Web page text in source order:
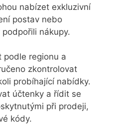
nabízet exkluzivní
postav nebo
nákupy.
podle regionu a
zkontrolovat
probíhající nabídky.
účtenky a řídit se
při prodeji,
kódy.